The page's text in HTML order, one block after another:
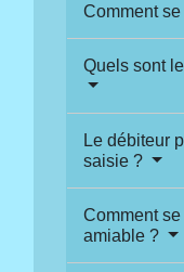
Comment
Quels sont
Le débiteur
saisie ?
Comment
amiable ?